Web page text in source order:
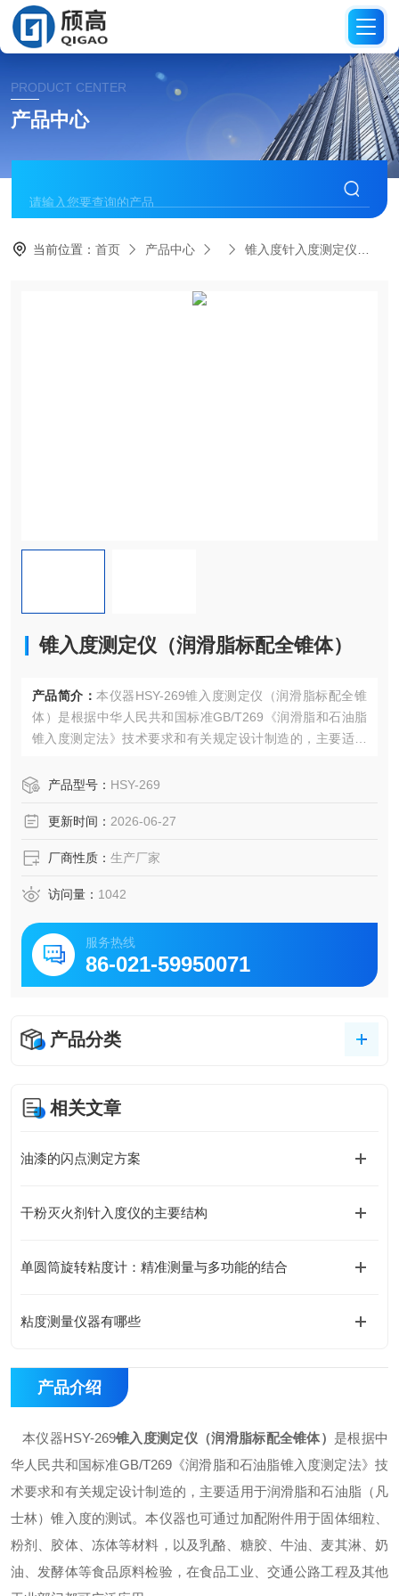
PRODUCT CENTER
产品中心
当前位置：首页 产品中心 锥入度针入度测定仪
锥入度测定仪（润滑脂标配全锥体）
产品简介： 本仪器HSY-269锥入度测定仪（润滑脂标配全锥
体）是根据中华人民共和国标准GB/T269《润滑脂和石油脂
锥入度测定法》技术要求和有关规定设计制造的，主要适用
过加配附件用于固体细粒、粉剂、胶体、冻体等材料，以及
验，在食品工业、交通公路工程及其他工业部门都可广泛应
产品型号： HSY-269
更新时间： 2026-06-27
厂商性质： 生产厂家
访问量： 1042
服务热线
86-021-59950071
产品分类
相关文章
油漆的闪点测定方案
干粉灭火剂针入度仪的主要结构
单圆筒旋转粘度计：精准测量与多功能的结合
粘度测量仪器有哪些
产品介绍
本仪器HSY-269锥入度测定仪（润滑脂标配全锥体） 是根据中
华人民共和国标准GB/T269《润滑脂和石油脂锥入度测定法》技
术要求和有关规定设计制造的，主要适用于润滑脂和石油脂（凡
士林）锥入度的测试。本仪器也可通过加配附件用于固体细粒、
粉剂、胶体、冻体等材料，以及乳酪、糖胶、牛油、麦其淋、奶
油、发酵体等食品原料检验，在食品工业、交通公路工程及其他